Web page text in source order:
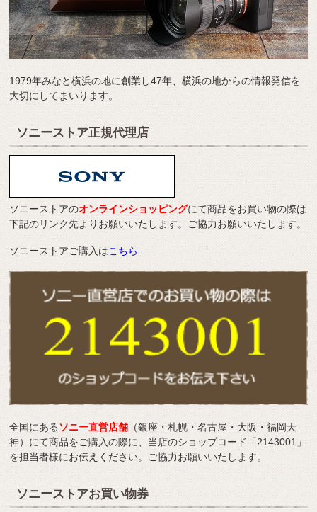
1979年みなと横浜の地に創業し47年、横浜の地からの情報発信を
大切にしてまいります。
ソニーストア正規代理店
ソニーストアのオンラインショッピングにて商品をお買い物の際は
下記のリンク先よりお願いいたします。ご協力お願いいたします。
ソニーストアご購入はこちら
全国にあるソニー直営店舗 （銀座・札幌・名古屋・大阪・福岡天
神）にて商品をご購入の際に、当店のショップコード「2143001」
を担当者様にお伝えください。ご協力お願いいたします。
ソニーストアお買い物券